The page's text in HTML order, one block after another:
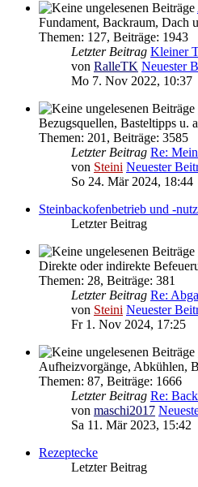
Fundament, Backraum, Dach
Themen: 127, Beiträge: 1943
Letzter Beitrag Kleiner
von RalleTK Neuester
Mo 7. Nov 2022, 10:37
Bezugsquellen, Basteltipps u.
Themen: 201 , Beiträge: 3585
Letzter Beitrag Re:
von Steini Neuester
So 24. Mär 2024, 18:44
Steinbackofenbetrieb und -
Letzter Beitrag
Direkte oder indirekte
Themen: 28, Beiträge: 381
Letzter Beitrag Re:
von Steini Neuester
Fr 1. Nov 2024, 17:25
Aufheizvorgänge, Abkühlen,
Themen: 87, Beiträge: 1666
Letzter Beitrag Re:
von maschi2017
Sa 11. Mär 2023, 15:42
Rezeptecke
Letzter Beitrag